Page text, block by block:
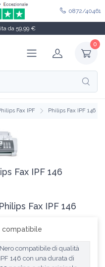
0872/40461
da 59,99 €
0
Fax IPF Philips Fax IPF 146
Fax IPF 146
Fax IPF 146
compatibile
compatibile di qualità
146 con una durata di